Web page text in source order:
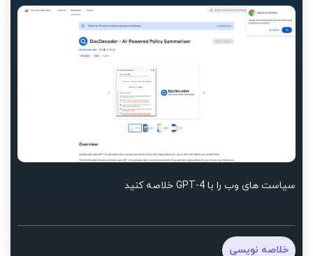
سیاست های وب را با GPT-4 خلاصه کنید
خلاصه نویسی